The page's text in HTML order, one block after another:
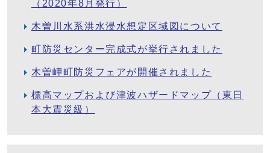
（2020年8月発行）
木曽川水系洪水浸水想定区域図について
町防災センター完成式が挙行されました
木曽岬町防災フェアが開催されました
標高マップおよび津波ハザードマップ（東日
本大震災級）